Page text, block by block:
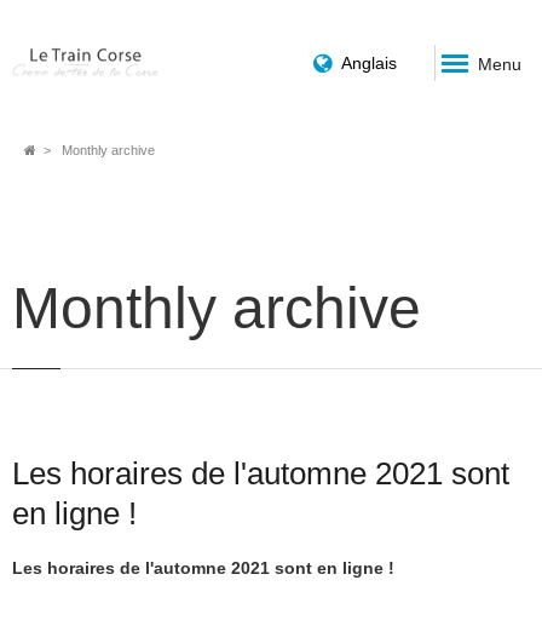
Anglais Menu
Breadcrumb
Monthly archive
Monthly archive
Les horaires de l'automne 2021 sont
en ligne !
Les horaires de l'automne 2021 sont en ligne !